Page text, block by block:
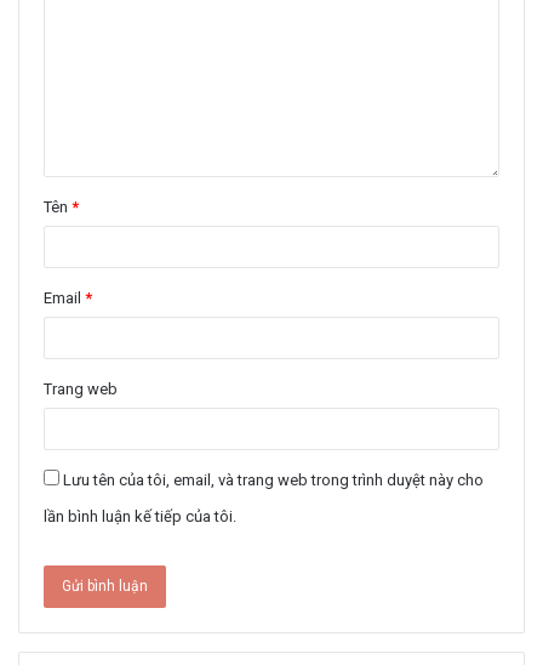
Tên *
Email *
Trang web
Lưu tên của tôi, email, và trang web trong trình duyệt này cho
lần bình luận kế tiếp của tôi.